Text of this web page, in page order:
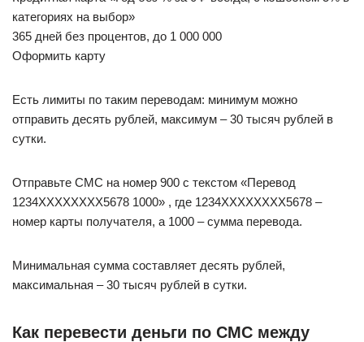
категориях на выбор»
365 дней без процентов, до 1 000 000
Оформить карту
Есть лимиты по таким переводам: минимум можно
отправить десять рублей, максимум – 30 тысяч рублей в
сутки.
Отправьте СМС на номер 900 с текстом «Перевод
1234ХХХХХХХХ5678 1000» , где 1234ХХХХХХХХ5678 –
номер карты получателя, а 1000 – сумма перевода.
Минимальная сумма составляет десять рублей,
максимальная – 30 тысяч рублей в сутки.
Как перевести деньги по СМС между